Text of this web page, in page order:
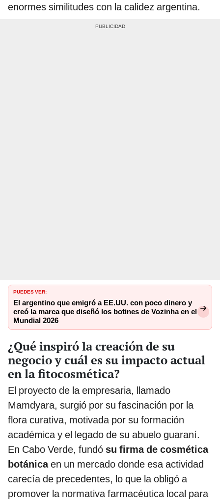
enormes similitudes con la calidez argentina.
PUEDES VER:
El argentino que emigró a EE.UU. con poco dinero y
creó la marca que diseñó los botines de Vozinha en el
Mundial 2026
¿Qué inspiró la creación de su
negocio y cuál es su impacto actual
en la fitocosmética?
El proyecto de la empresaria, llamado
Mamdyara, surgió por su fascinación por la
flora curativa, motivada por su formación
académica y el legado de su abuelo guaraní.
En Cabo Verde, fundó su firma de cosmética
botánicaen un mercado donde esa actividad
carecía de precedentes, lo que la obligó a
promover la normativa farmacéutica local para